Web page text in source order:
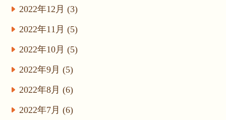
2022年12月 (3)
2022年11月 (5)
2022年10月 (5)
2022年9月 (5)
2022年8月 (6)
2022年7月 (6)